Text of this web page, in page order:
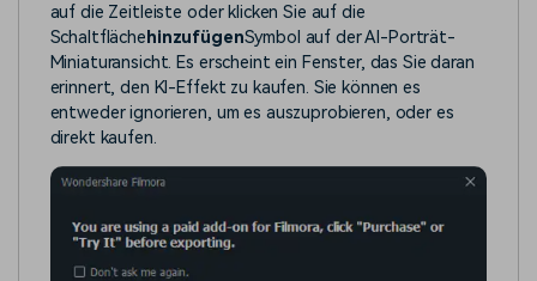
auf die Zeitleiste oder klicken Sie auf die
Schaltfläche hinzufügenSymbol auf der AI-Porträt-
Miniaturansicht. Es erscheint ein Fenster, das Sie daran
erinnert, den KI-Effekt zu kaufen. Sie können es
entweder ignorieren, um es auszuprobieren, oder es
direkt kaufen.